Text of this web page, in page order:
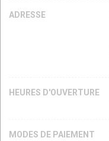
ADRESSE
HEURES D'OUVERTURE
MODES DE PAIEMENT